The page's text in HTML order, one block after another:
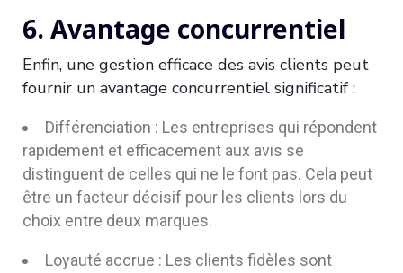
6. Avantage concurrentiel
Enfin, une gestion efficace des avis clients peut
fournir un avantage concurrentiel significatif :
Différenciation : Les entreprises qui répondent
rapidement et efficacement aux avis se
distinguent de celles qui ne le font pas. Cela peut
être un facteur décisif pour les clients lors du
choix entre deux marques.
Loyauté accrue : Les clients fidèles sont